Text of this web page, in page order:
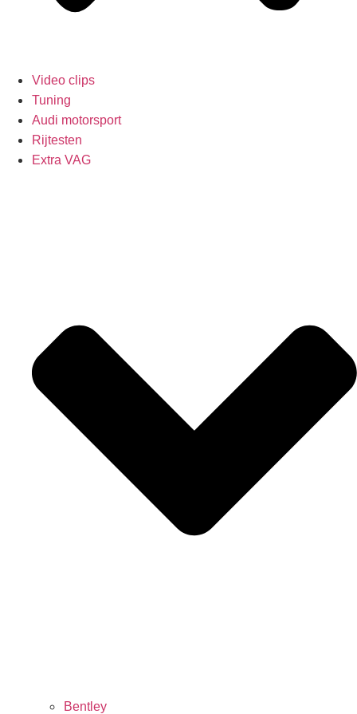
Video clips
Tuning
Audi motorsport
Rijtesten
Extra VAG
Bentley